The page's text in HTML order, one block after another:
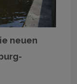
neuen